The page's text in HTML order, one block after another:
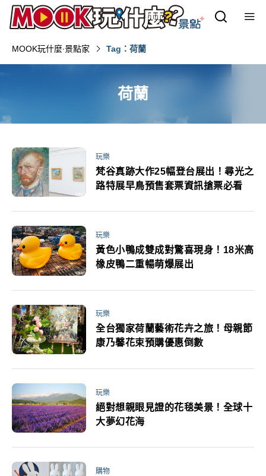
MOOK玩什麼‧景點家 Tag：荷蘭
荷蘭
玩樂
梵谷真跡大作25幅登台展出！尋光之
路特展早鳥預售套票資訊搶票必看
玩樂
黃色小鴨成雙成對驚喜現身！18米高
橡皮鴨二重暢萌爆展出
玩樂
全台獨家荷蘭藝術花卉之旅！母親節
康乃馨花束預購優惠倒數
玩樂
絕對想親眼見證的花毯美景！全球十
大夢幻花海
購物